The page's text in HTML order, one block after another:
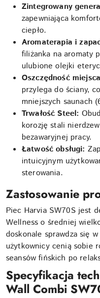
Zintegrowany
zapewniająca
ciepło.
Aromaterapia i
filiżanka na aromaty
ulubione olejki
Oszczędność
przylega do ściany,
mniejszych saunach
Trwałość Steel:
korozję stali
bezawaryjnej pracy.
Łatwość obsługi:
intuicyjnym
sterowania.
Zastosowanie
Piec Harvia SW70S jest
Wellness o średniej
doskonale sprawdza się
użytkownicy cenią sobie
seansów fińskich po
Specyfikacja
Wall Combi